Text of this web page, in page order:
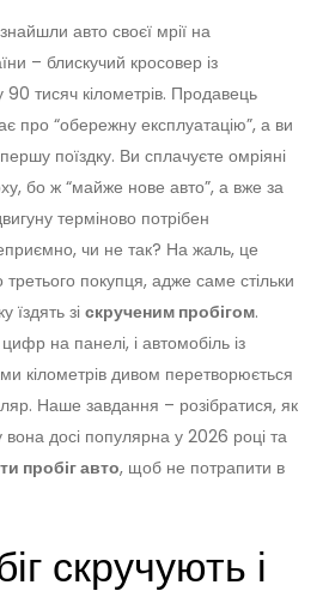
авто своєї мрії на
– блискучий кросовер із
90 тисяч кілометрів. Продавець
про “обережну експлуатацію”, а ви
поїздку. Ви сплачуєте омріяні
бо ж “майже нове авто”, а вже за
терміново потрібен
чи не так? На жаль, це
третього покупця, адже саме стільки
їздять зіскрученим пробігом.
на панелі, і автомобіль із
кілометрів дивом перетворюється
Наше завдання – розібратися, як
досі популярна у 2026 році та
пробіг авто, щоб не потрапити в
скручують і